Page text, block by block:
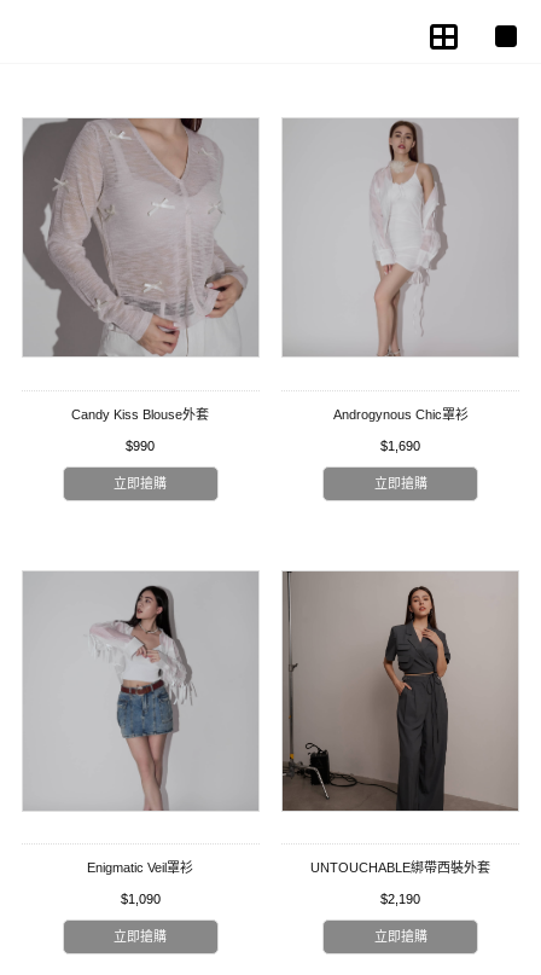
Candy Kiss Blouse外套
$990
立即搶購
Androgynous Chic罩衫
$1,690
立即搶購
Enigmatic Veil罩衫
$1,090
立即搶購
UNTOUCHABLE綁帶西裝外套
$2,190
立即搶購